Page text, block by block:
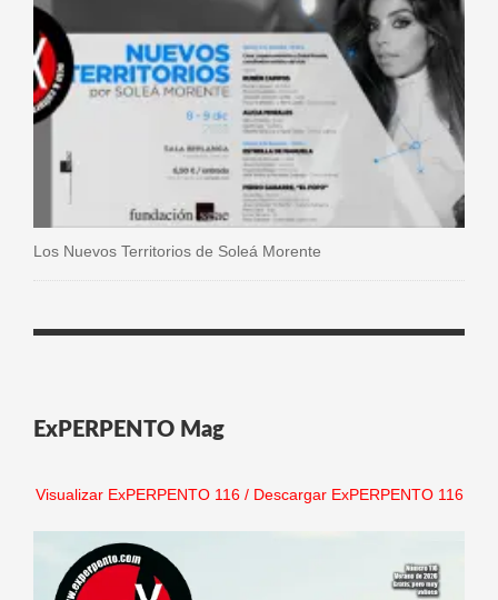
Los Nuevos Territorios de Soleá Morente
ExPERPENTO Mag
Visualizar ExPERPENTO 116/ Descargar ExPERPENTO 116